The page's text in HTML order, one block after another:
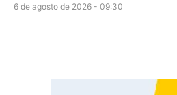
6 de agosto de 2026 - 09:30